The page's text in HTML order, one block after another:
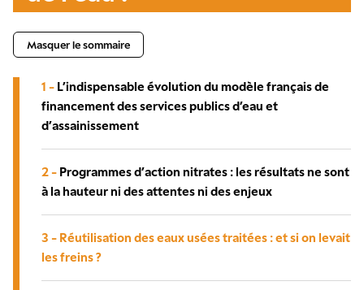
Masquer le sommaire
1 - L’indispensable évolution du modèle français de
financement des services publics d’eau et
d’assainissement
2 - Programmes d’action nitrates : les résultats ne sont
à la hauteur ni des attentes ni des enjeux
3 - Réutilisation des eaux usées traitées : et si on levait
les freins ?